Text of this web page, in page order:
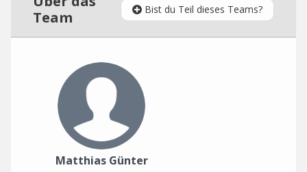
Team
Bist du Teil dieses Teams?
Matthias Günter